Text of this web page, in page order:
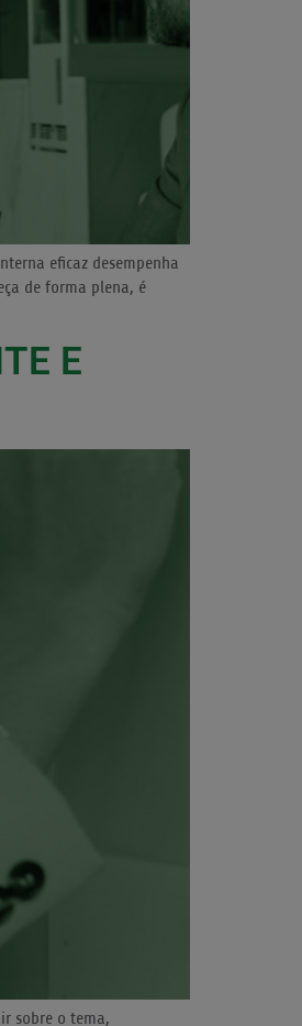
eficaz desempenha
de forma plena, é
E
sobre o tema,